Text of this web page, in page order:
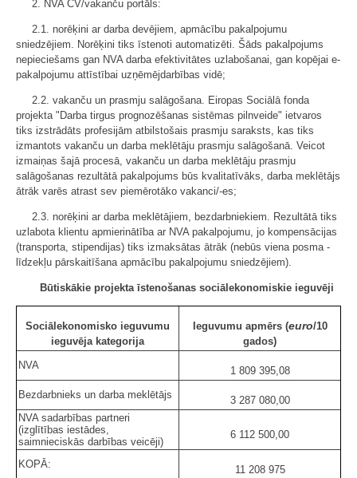
2. NVA CV/vakanču portāls:
2.1. norēķini ar darba devējiem, apmācību pakalpojumu
sniedzējiem. Norēķini tiks īstenoti automatizēti. Šāds pakalpojums
nepieciešams gan NVA darba efektivitātes uzlabošanai, gan kopējai e-
pakalpojumu attīstībai uzņēmējdarbības vidē;
2.2. vakanču un prasmju salāgošana. Eiropas Sociālā fonda
projekta "Darba tirgus prognozēšanas sistēmas pilnveide" ietvaros
tiks izstrādāts profesijām atbilstošais prasmju saraksts, kas tiks
izmantots vakanču un darba meklētāju prasmju salāgošanā. Veicot
izmaiņas šajā procesā, vakanču un darba meklētāju prasmju
salāgošanas rezultātā pakalpojums būs kvalitatīvāks, darba meklētājs
ātrāk varēs atrast sev piemērotāko vakanci/-es;
2.3. norēķini ar darba meklētājiem, bezdarbniekiem. Rezultātā tiks
uzlabota klientu apmierinātība ar NVA pakalpojumu, jo kompensācijas
(transporta, stipendijas) tiks izmaksātas ātrāk (nebūs viena posma -
līdzekļu pārskaitīšana apmācību pakalpojumu sniedzējiem).
Būtiskākie projekta īstenošanas sociālekonomiskie ieguvēji
Sociālekonomisko ieguvumu
ieguvēja kategorija
Ieguvumu apmērs (euro/10
gados)
NVA
1 809 395,08
Bezdarbnieks un darba meklētājs
3 287 080,00
NVA sadarbības partneri
(izglītības iestādes,
saimnieciskās darbības veicēji)
6 112 500,00
KOPĀ: 11 208 975